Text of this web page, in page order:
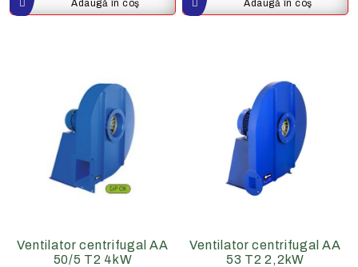
Ventilator centrifugal AA
50/5 T2 4kW
Ventilator centrifugal AA
53 T2 2,2kW